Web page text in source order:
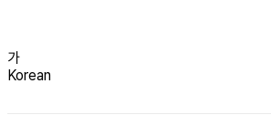
가
Korean